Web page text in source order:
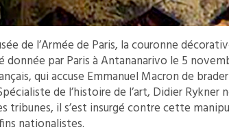
de l’Armée de Paris, la couronne
donnée par Paris à Antananarivo le 5
qui accuse Emmanuel Macron de
de l’histoire de l’art, Didier Rykner
tribunes, il s’est insurgé contre cette
nationalistes.